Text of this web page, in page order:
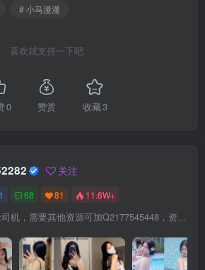
# 小马漫漫
喜欢就支持一下吧
0 赞赏 收藏3
关注
68 81 11.6W+
10年老司机，需要其他资源可加Q2177545448，资源交流可以加QQ群：940886568